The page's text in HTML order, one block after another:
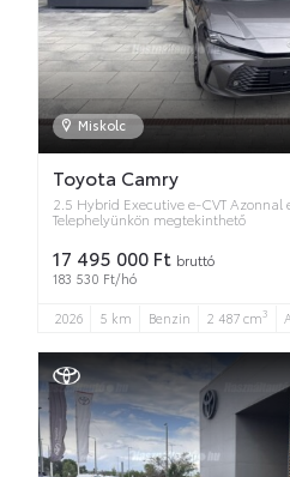
Miskolc
Toyota Camry
2.5 Hybrid Executive e-CVT Azonnal
Telephelyünkön megtekinthető
17 495 000 Ft bruttó
183 530 Ft/hó
2026 5 km Benzin 2 487 cm3